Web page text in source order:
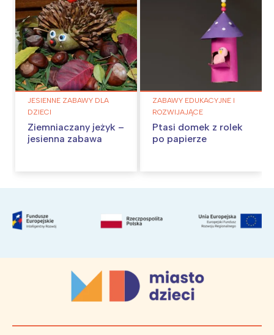
JESIENNE ZABAWY DLA
DZIECI
Ziemniaczany jeżyk –
jesienna zabawa
ZABAWY EDUKACYJNE I
ROZWIJAJĄCE
Ptasi domek z rolek
po papierze